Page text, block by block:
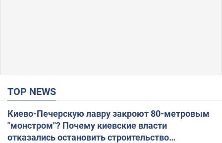
TOP NEWS
Киево-Печерскую лавру закроют 80-метровым
"монстром"? Почему киевские власти
отказались остановить строительство